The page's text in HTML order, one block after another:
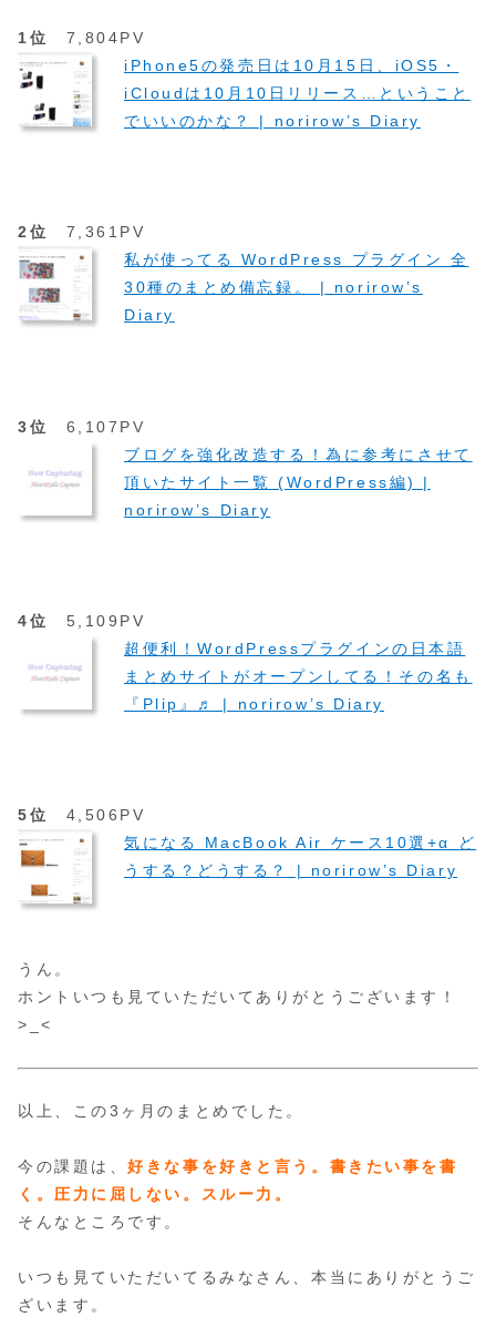
1位 7,804PV
iPhone5の発売日は10月15日、iOS5・
iCloudは10月10日リリース…ということ
でいいのかな？ | norirow’s Diary
2位 7,361PV
私が使ってる WordPress プラグイン 全
30種のまとめ備忘録。 | norirow’s
Diary
3位 6,107PV
ブログを強化改造する！為に参考にさせて
頂いたサイト一覧 (WordPress編) |
norirow’s Diary
4位 5,109PV
超便利！WordPressプラグインの日本語
まとめサイトがオープンしてる！その名も
『Plip』♬ | norirow’s Diary
5位 4,506PV
気になる MacBook Air ケース10選+α ど
うする？どうする？ | norirow’s Diary
うん。
ホントいつも見ていただいてありがとうございます！
>_<
以上、この3ヶ月のまとめでした。
今の課題は、好きな事を好きと言う。書きたい事を書
く。圧力に屈しない。スルー力。
そんなところです。
いつも見ていただいてるみなさん、本当にありがとうご
ざいます。